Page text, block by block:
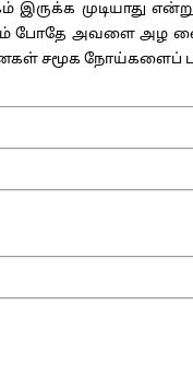
இருக்க முடியாது
போதே அவளை
சமூக நோய்களைப்